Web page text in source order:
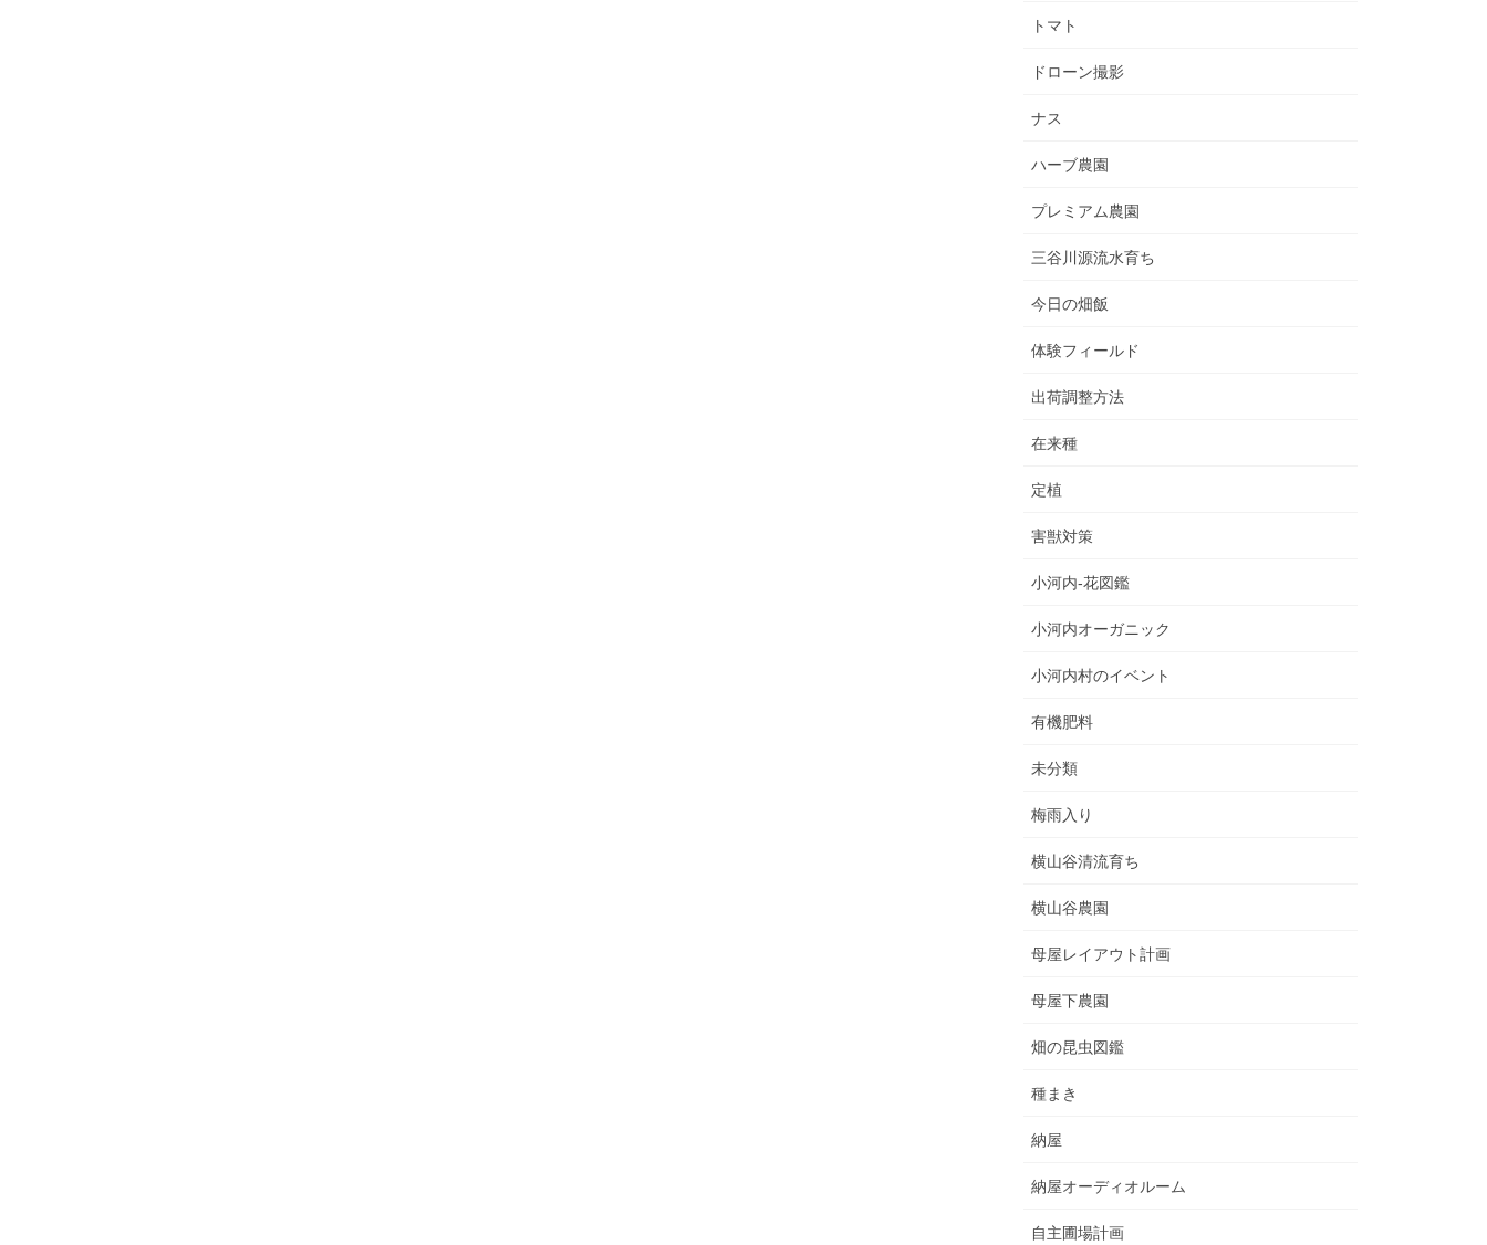
トマト
ドローン撮影
ナス
ハーブ農園
プレミアム農園
三谷川源流水育ち
今日の畑飯
体験フィールド
出荷調整方法
在来種
定植
害獣対策
小河内‐花図鑑
小河内オーガニック
小河内村のイベント
有機肥料
未分類
梅雨入り
横山谷清流育ち
横山谷農園
母屋レイアウト計画
母屋下農園
畑の昆虫図鑑
種まき
納屋
納屋オーディオルーム
自主圃場計画